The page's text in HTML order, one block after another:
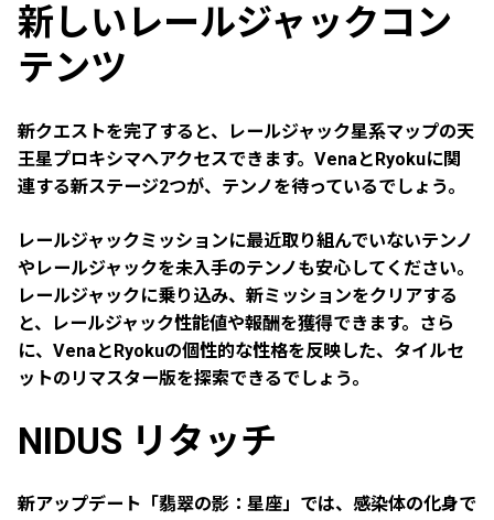
新しいレールジャックコン
テンツ
新クエストを完了すると、レールジャック星系マップの天
王星プロキシマへアクセスできます。VenaとRyokuに関
連する新ステージ2つが、テンノを待っているでしょう。
レールジャックミッションに最近取り組んでいないテンノ
やレールジャックを未入手のテンノも安心してください。
レールジャックに乗り込み、新ミッションをクリアする
と、レールジャック性能値や報酬を獲得できます。さら
に、VenaとRyokuの個性的な性格を反映した、タイルセ
ットのリマスター版を探索できるでしょう。
NIDUS リタッチ
新アップデート「翡翠の影：星座」では、感染体の化身で